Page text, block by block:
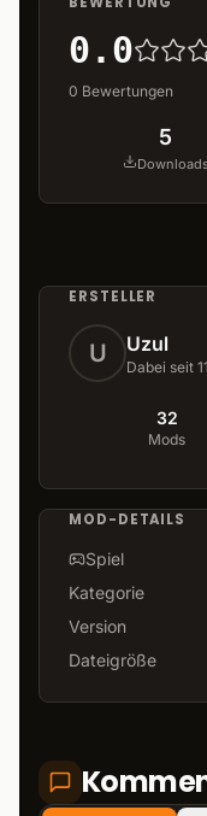
0.0
0 Bewertungen
5
ERSTELLER
U Uzul
Dabei seit
32
Mods
MOD-DETAILS
Spiel
Kategorie
Version
Dateigröße